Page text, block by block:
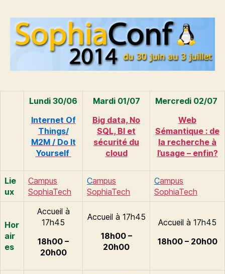
Lundi 30/06
Internet Of
Things/
M2M / Do It
Yourself
Mardi 01/07
Big data, No
SQL, BI et
sécurité du
cloud
Mercredi 02/07
Web
Sémantique : de
la recherche à
l’usage – enfin?
Lie
ux
Campus
SophiaTech
Campus
SophiaTech
Campus
SophiaTech
Hor
air
es
Accueil à
17h45
18h00 –
20h00
Accueil à 17h45
18h00 –
20h00
Accueil à 17h45
18h00 – 20h00